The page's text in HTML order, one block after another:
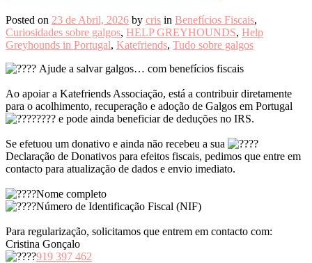
Posted on 23 de Abril, 2026 by cris in Benefícios Fiscais,
Curiosidades sobre galgos, HELP GREYHOUNDS, Help
Greyhounds in Portugal, Katefriends, Tudo sobre galgos
Ajude a salvar galgos… com benefícios fiscais
Ao apoiar a Katefriends Associação, está a contribuir diretamente
para o acolhimento, recuperação e adoção de Galgos em Portugal
e pode ainda beneficiar de deduções no IRS.
Se efetuou um donativo e ainda não recebeu a sua
Declaração de Donativos para efeitos fiscais, pedimos que entre em
contacto para atualização de dados e envio imediato.
Nome completo
Número de Identificação Fiscal (NIF)
Para regularização, solicitamos que entrem em contacto com:
Cristina Gonçalo
919 397 462